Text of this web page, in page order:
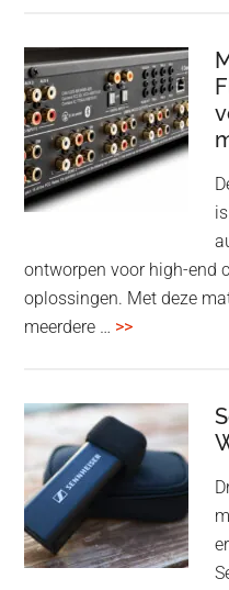
noise
ontworpen voor high-end
oplossingen. Met deze
meerdere … >>overMcIntosh
audiomatrix
voor
high-
end
multiroom